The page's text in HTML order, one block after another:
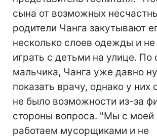
сына от возможных
родители Чанга закутывают
несколько слоев одежды и
играть с детьми на улице. По
мальчика, Чанга уже давно
показать врачу, однако у них
не было возможности из-за
стороны вопроса. "Мы с моей
работаем мусорщиками и не